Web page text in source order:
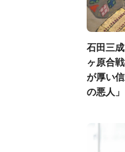
石田三
ヶ原合
が厚い
の悪人」